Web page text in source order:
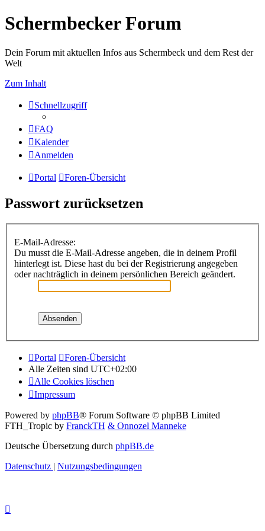
Schermbecker Forum
Dein Forum mit aktuellen Infos aus Schermbeck und dem Rest der
Welt
Zum Inhalt
Schnellzugriff
FAQ
Kalender
Anmelden
Portal Foren-Übersicht
Passwort zurücksetzen
E-Mail-Adresse:
Du musst die E-Mail-Adresse angeben, die in deinem Profil
hinterlegt ist. Diese hast du bei der Registrierung angegeben
oder nachträglich in deinem persönlichen Bereich geändert.
Portal
Foren-Übersicht
Alle Zeiten sind UTC+02:00
Alle Cookies löschen
Impressum
Powered by phpBB® Forum Software © phpBB Limited
FTH_Tropic by FranckTH & Onnozel Manneke
Deutsche Übersetzung durch phpBB.de
Datenschutz | Nutzungsbedingungen